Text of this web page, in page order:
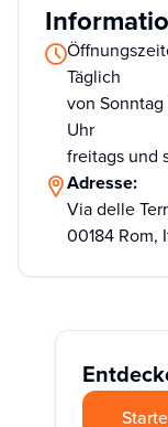
Täglich
von
Uhr
freitags und
Adresse:
Via delle
00184 Rom,